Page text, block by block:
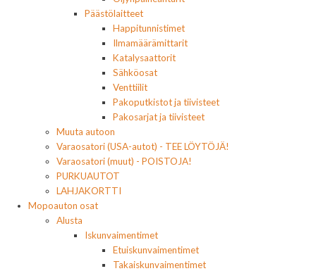
Päästölaitteet
Happitunnistimet
Ilmamäärämittarit
Katalysaattorit
Sähköosat
Venttiilit
Pakoputkistot ja tiivisteet
Pakosarjat ja tiivisteet
Muuta autoon
Varaosatori (USA-autot) - TEE LÖYTÖJÄ!
Varaosatori (muut) - POISTOJA!
PURKUAUTOT
LAHJAKORTTI
Mopoauton osat
Alusta
Iskunvaimentimet
Etuiskunvaimentimet
Takaiskunvaimentimet